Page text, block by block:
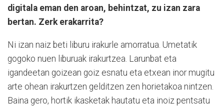
digitala eman den aroan, behintzat, zu izan zara
bertan. Zerk erakarrita?
Ni izan naiz beti liburu irakurle amorratua. Umetatik
gogoko nuen liburuak irakurtzea. Larunbat eta
igandeetan goizean goiz esnatu eta etxean inor mugitu
arte ohean irakurtzen gelditzen zen horietakoa nintzen.
Baina gero, hortik ikasketak hautatu eta inoiz pentsatu